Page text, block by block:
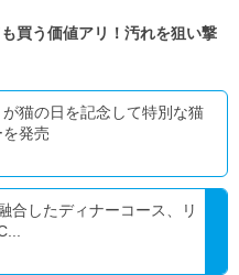
買う価値アリ！汚れを狙い撃
が猫の日を記念して特別な猫
発売
合したディナーコース、リ